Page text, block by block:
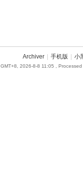
Archiver 手机版 小
GMT+8, 2026-8-8 11:05 ,